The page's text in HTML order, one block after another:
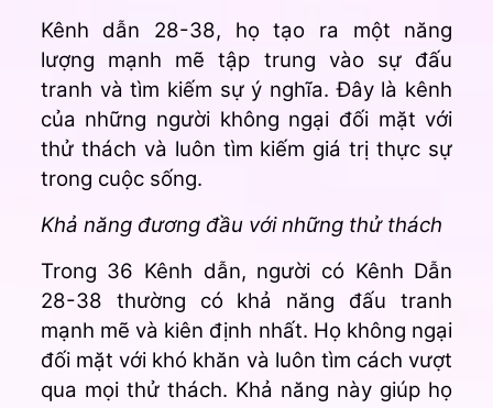
Kênh dẫn 28-38, họ tạo ra một năng
lượng mạnh mẽ tập trung vào sự đấu
tranh và tìm kiếm sự ý nghĩa. Đây là kênh
của những người không ngại đối mặt với
thử thách và luôn tìm kiếm giá trị thực sự
trong cuộc sống.
Khả năng đương đầu với những thử thách
Trong 36 Kênh dẫn, người có Kênh Dẫn
28-38 thường có khả năng đấu tranh
mạnh mẽ và kiên định nhất. Họ không ngại
đối mặt với khó khăn và luôn tìm cách vượt
qua mọi thử thách. Khả năng này giúp họ